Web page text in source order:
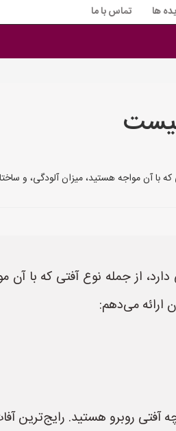
ها تماس با ما
آن مواجه هستید، میزان آلودگی، و
از جمله نوع آفتی که با آن
ارائه می‌دهم:
روبرو هستید. رایج‌ترین آفات